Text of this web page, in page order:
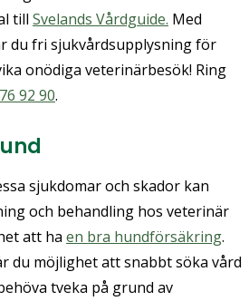
till Svelands Vårdguide. Med
du fri sjukvårdsupplysning för
onödiga veterinärbesök! Ring
92 90.
sjukdomar och skador kan
och behandling hos veterinär
att ha en bra hundförsäkring.
du möjlighet att snabbt söka vård
tveka på grund av